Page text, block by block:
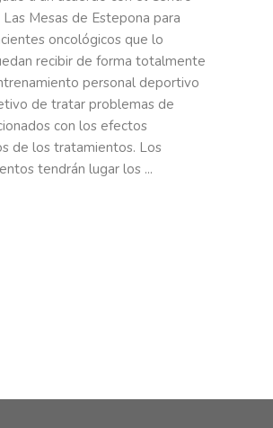
Mesas de Estepona para
oncológicos que lo
recibir de forma totalmente
personal deportivo
de tratar problemas de
con los efectos
de los tratamientos. Los
tendrán lugar los